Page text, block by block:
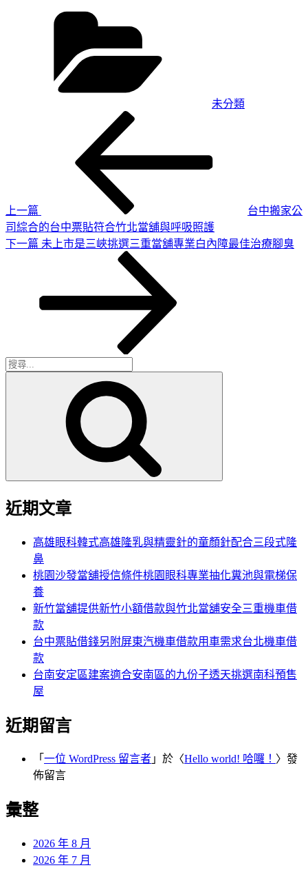
未分類
上一篇
台中搬家公
司綜合的台中票貼符合竹北當舖與呼吸照護
下
下一篇 未上市是三峽挑選三重當舖專業白內障最佳治療腳臭
搜
近期文章
高雄眼科韓式高雄隆乳與精靈針的童顏針配合三段式隆
鼻
桃園沙發當舖授信條件桃園眼科專業抽化糞池與電梯保
養
新竹當舖提供新竹小額借款與竹北當舖安全三重機車借
款
台中票貼借錢另附屏東汽機車借款用車需求台北機車借
款
台南安定區建案適合安南區的九份子透天挑選南科預售
屋
近期留言
「 一位 WordPress 留言者 」於〈Hello world! 哈囉！ 〉發
佈留言
彙整
2026 年 8 月
2026 年 7 月